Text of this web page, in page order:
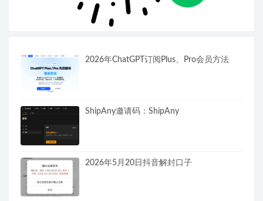
2026年ChatGPT订阅Plus、Pro会员方法
ShipAny邀请码：ShipAny
2026年5月20日抖音解封口子